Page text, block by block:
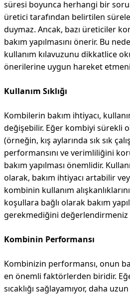
süresi boyunca herhangi bir
üretici tarafından belirtilen
duymaz. Ancak, bazı üreticiler
bakım yapılmasını önerir. Bu
kullanım kılavuzunu dikkatlice
önerilerine uygun hareket
Kullanım Sıklığı
Kombilerin bakım ihtiyacı,
değişebilir. Eğer kombiyi sürekli
(örneğin, kış aylarında sık sık
performansını ve verimliliğini
bakım yapılması önemlidir.
olarak, bakım ihtiyacı artabilir
kombinin kullanım
koşullara bağlı olarak bakım
gerekmediğini değerlendirmeniz
Kombinin Performansı
Kombinizin performansı, onun
en önemli faktörlerden biridir.
sıcaklığı sağlayamıyor, daha